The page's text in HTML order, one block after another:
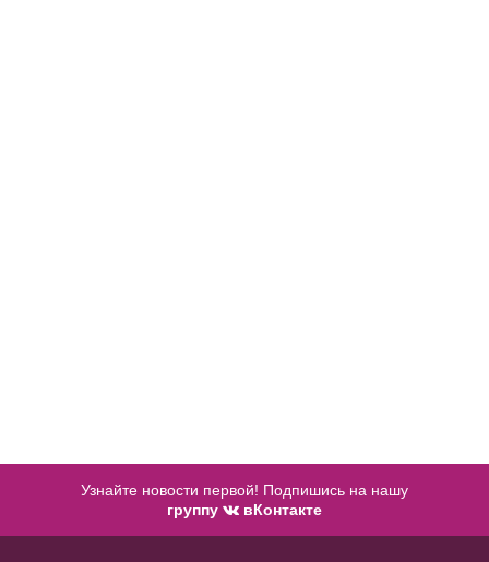
Купить
Узнайте новости первой! Подпишись на нашу
группу
вКонтакте